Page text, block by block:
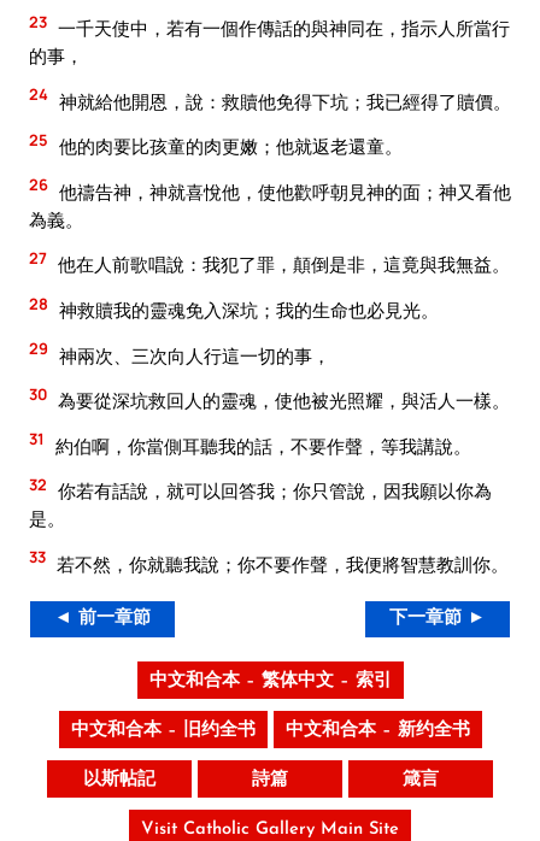
23 一千天使中，若有一個作傳話的與神同在，指示人所當行
的事，
24 神就給他開恩，說：救贖他免得下坑；我已經得了贖價。
25 他的肉要比孩童的肉更嫩；他就返老還童。
26 他禱告神，神就喜悅他，使他歡呼朝見神的面；神又看他
為義。
27 他在人前歌唱說：我犯了罪，顛倒是非，這竟與我無益。
28 神救贖我的靈魂免入深坑；我的生命也必見光。
29 神兩次、三次向人行這一切的事，
30 為要從深坑救回人的靈魂，使他被光照耀，與活人一樣。
31 約伯啊，你當側耳聽我的話，不要作聲，等我講說。
32 你若有話說，就可以回答我；你只管說，因我願以你為
是。
33 若不然，你就聽我說；你不要作聲，我便將智慧教訓你。
◄ 前一章節 下一章節 ►
中文和合本 – 繁体中文 – 索引
中文和合本 – 旧约全书 中文和合本 – 新约全书
以斯帖記 詩篇 箴言
Visit Catholic Gallery Main Site